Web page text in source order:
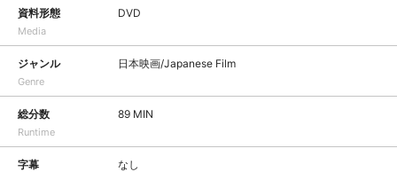
資料形態
Media
DVD
ジャンル
Genre
日本映画/Japanese Film
総分数
Runtime
89 MIN
字幕 なし